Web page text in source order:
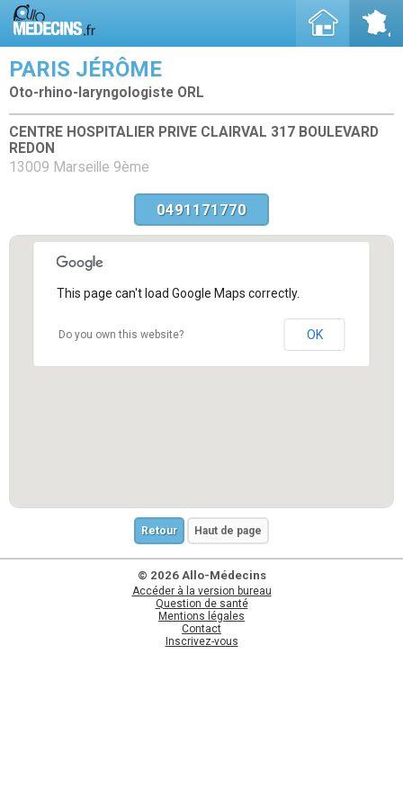
PARIS JÉRÔME
Oto-rhino-laryngologiste ORL
CENTRE HOSPITALIER PRIVE CLAIRVAL 317 BOULEVARD
REDON
13009 Marseille 9ème
0491171770
This page can't load Google Maps correctly.
Do you own this website? OK
Retour Haut de page
© 2026 Allo-Médecins
Accéder à la version bureau
Question de santé
Mentions légales
Contact
Inscrivez-vous